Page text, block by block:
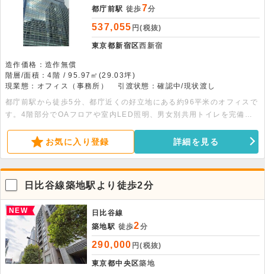
都庁前駅 徒歩7分
537,055 円(税抜)
東京都新宿区西新宿
造作価格：造作無償
階層/面積：4階 / 95.97㎡(29.03坪)
現業態：オフィス（事務所）
引渡状態：確認中/現状渡し
都庁前駅から徒歩5分、都庁近くの好立地にある約96平米のオフィスで
す。4階部分でOAフロアや室内LED照明、男女別共用トイレを完備
お気に入り登録 詳細を見る
日比谷線築地駅より徒歩2分
NEW
日比谷線
築地駅 徒歩2分
290,000 円(税抜)
東京都中央区築地